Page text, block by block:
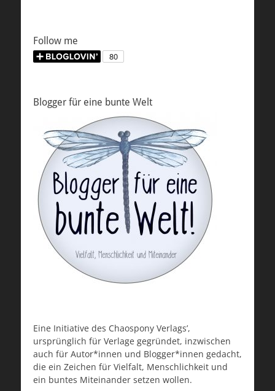
Follow me
Blogger für eine bunte Welt
Eine Initiative des Chaospony Verlags’,
ursprünglich für Verlage gegründet, inzwischen
auch für Autor*innen und Blogger*innen gedacht,
die ein Zeichen für Vielfalt, Menschlichkeit und
ein buntes Miteinander setzen wollen.